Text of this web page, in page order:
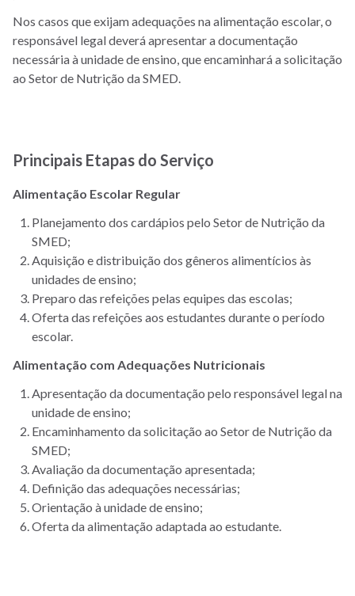
Nos casos que exijam adequações na alimentação escolar, o
responsável legal deverá apresentar a documentação
necessária à unidade de ensino, que encaminhará a solicitação
ao Setor de Nutrição da SMED.
Principais Etapas do Serviço
Alimentação Escolar Regular
Planejamento dos cardápios pelo Setor de Nutrição da
SMED;
Aquisição e distribuição dos gêneros alimentícios às
unidades de ensino;
Preparo das refeições pelas equipes das escolas;
Oferta das refeições aos estudantes durante o período
escolar.
Alimentação com Adequações Nutricionais
Apresentação da documentação pelo responsável legal na
unidade de ensino;
Encaminhamento da solicitação ao Setor de Nutrição da
SMED;
Avaliação da documentação apresentada;
Definição das adequações necessárias;
Orientação à unidade de ensino;
Oferta da alimentação adaptada ao estudante.